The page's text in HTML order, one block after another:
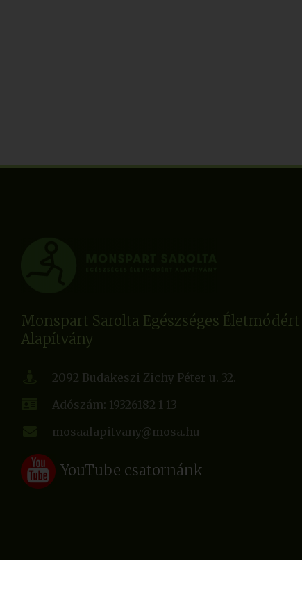
Monspart Sarolta Egészséges Életmódért
Alapítvány
2092 Budakeszi Zichy Péter u. 32.
Adószám: 19326182-1-13
mosaalapitvany@mosa.hu
YouTube csatornánk